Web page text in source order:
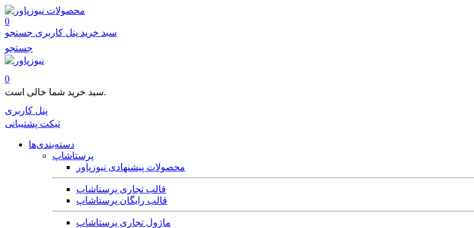
محصولات
0
سبد خرید پنل کاربری جستجو
جستجو
0
سبد خرید شما خالی است.
پنل کاربری
تیکت پشتیبانی
دسته‌بندی‌ها
پرستاشاپ
محصولات پیشنهادی نیوزپاور
قالب تجاری پرستاشاپ
قالب رایگان پرستاشاپ
ماژول تجاری پرستاشاپ